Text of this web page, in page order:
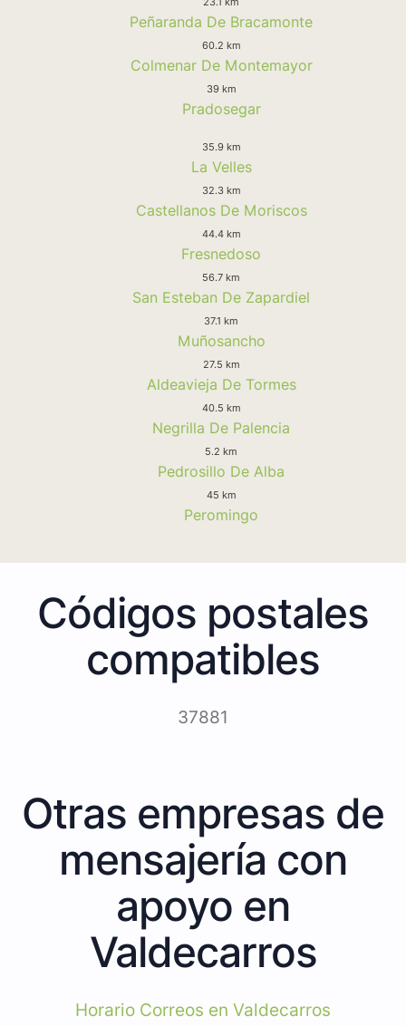
Peñaranda De Bracamonte
60.2 km
Colmenar De Montemayor
39 km
Pradosegar
35.9 km
La Velles
32.3 km
Castellanos De Moriscos
44.4 km
Fresnedoso
56.7 km
San Esteban De Zapardiel
37.1 km
Muñosancho
27.5 km
Aldeavieja De Tormes
40.5 km
Negrilla De Palencia
5.2 km
Pedrosillo De Alba
45 km
Peromingo
Códigos postales
compatibles
37881
Otras empresas de
mensajería con
apoyo en
Valdecarros
Horario Correos en Valdecarros